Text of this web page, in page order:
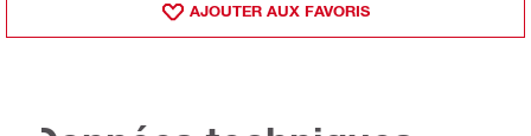
AJOUTER AUX FAVORIS